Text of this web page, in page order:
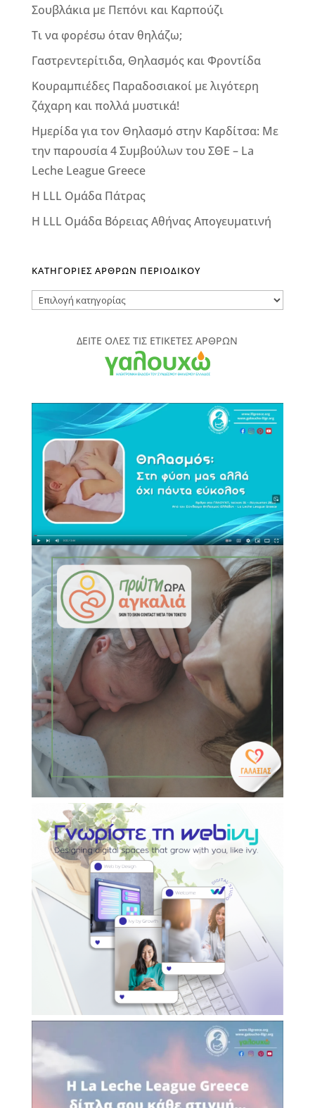
Σουβλάκια με Πεπόνι και Καρπούζι
Τι να φορέσω όταν θηλάζω;
Γαστρεντερίτιδα, Θηλασμός και Φροντίδα
Κουραμπιέδες Παραδοσιακοί με λιγότερη
ζάχαρη και πολλά μυστικά!
Ημερίδα για τον Θηλασμό στην Καρδίτσα: Με
την παρουσία 4 Συμβούλων του ΣΘΕ – La
Leche League Greece
Η LLL Ομάδα Πάτρας
Η LLL Ομάδα Βόρειας Αθήνας Απογευματινή
ΚΑΤΗΓΟΡΙΕΣ ΑΡΘΡΩΝ ΠΕΡΙΟΔΙΚΟΥ
ΚΑΤΗΓΟΡΙΕΣ
ΠΕΡΙΟΔΙΚΟΥΔΕΙΤΕ ΟΛΕΣ ΤΙΣ ΕΤΙΚΕΤΕΣ ΑΡΘΡΩΝ